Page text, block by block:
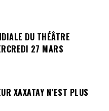
DU THÉÂTRE
27 MARS
XAXATAY N’EST PLUS